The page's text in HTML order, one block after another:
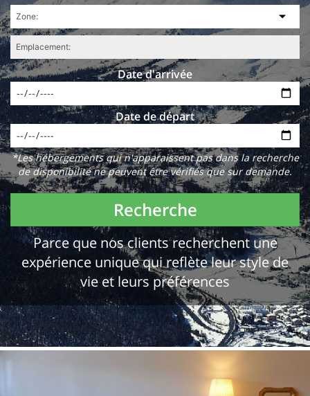
Date d'arrivée
Date de départ
*Les hébergements qui n'apparaissent pas dans la recherche
de disponibilité ne peuvent être vérifiés que sur demande.
Recherche
Parce que nos clients recherchent une
expérience unique qui reflète leur style de
vie et leurs préférences